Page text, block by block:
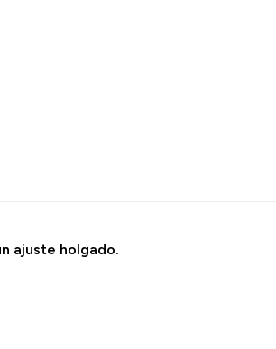
ajuste holgado.